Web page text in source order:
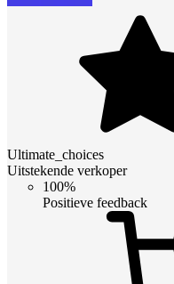
Ultimate_choices
Uitstekende verkoper
100%
Positieve feedback